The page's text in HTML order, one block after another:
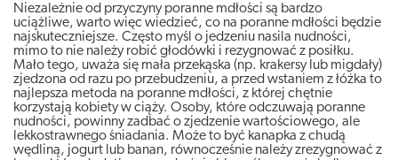
Niezależnie od przyczyny poranne mdłości są bardzo
uciążliwe, warto więc wiedzieć, co na poranne mdłości będzie
najskuteczniejsze. Często myśl o jedzeniu nasila nudności,
mimo to nie należy robić głodówki i rezygnować z posiłku.
Mało tego, uważa się mała przekąska (np. krakersy lub migdały)
zjedzona od razu po przebudzeniu, a przed wstaniem z łóżka to
najlepsza metoda na poranne mdłości, z której chętnie
korzystają kobiety w ciąży. Osoby, które odczuwają poranne
nudności, powinny zadbać o zjedzenie wartościowego, ale
lekkostrawnego śniadania. Może to być kanapka z chudą
wędliną, jogurt lub banan, równocześnie należy zrezygnować z